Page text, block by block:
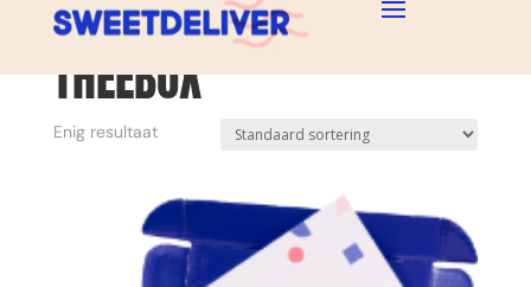
Gratis handgeschreven kaartje
Home/ Producten getagged “theebox”
THEEBOX
Enig resultaat